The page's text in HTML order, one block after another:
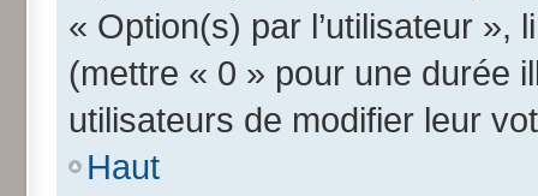
« Option(s) par l’utilisateur »,
(mettre « 0 » pour une durée
utilisateurs de modifier leur
Haut